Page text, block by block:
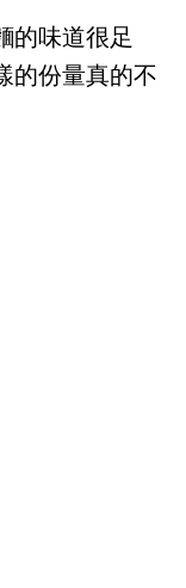
的味道很足
的份量真的不